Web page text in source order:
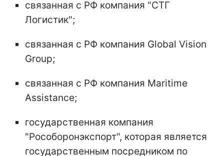
связанная с РФ компания "СТГ
Логистик";
связанная с РФ компания Global Vision
Group;
связанная с РФ компания Maritime
Assistance;
государственная компания
"Рособоронэкспорт", которая является
государственным посредником по